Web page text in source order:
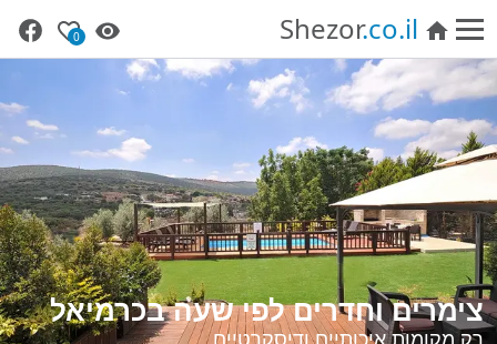
Shezor.co.il
0
צימרים וחדרים לפי שעה בכרמיאל
רק מקומות איכותיים ודיסקרטיים